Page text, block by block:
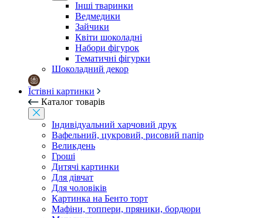
Інші тваринки
Ведмедики
Зайчики
Квіти шоколадні
Набори фігурок
Тематичні фігурки
Шоколадний декор
Їстівні картинки
Каталог товарів
Індивідуальний харчовий друк
Вафельний, цукровий, рисовий папір
Великдень
Гроші
Дитячі картинки
Для дівчат
Для чоловіків
Картинка на Бенто торт
Мафіни, топпери, пряники, бордюри